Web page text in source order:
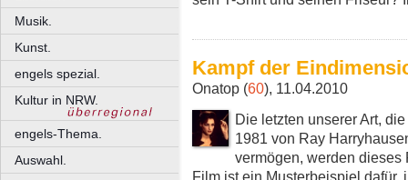
Musik.
Kunst.
engels spezial.
Kultur in NRW.
engels-Thema.
Auswahl.
Kampf der
Onatop (60), 11.04.2010
Die letzten unserer Art,
1981 von Ray
vermögen, werden dieses
Film ist ein Musterbeispiel